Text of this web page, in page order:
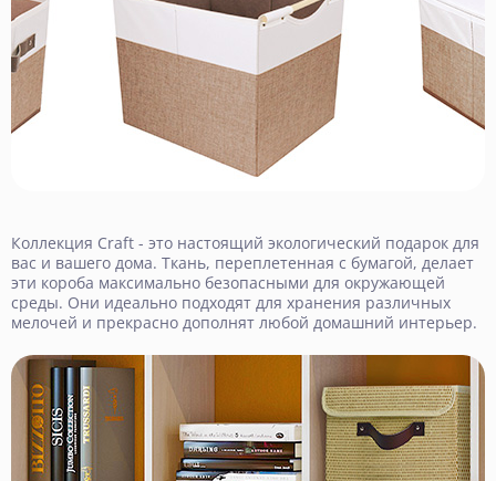
Коллекция Craft - это настоящий экологический подарок для
вас и вашего дома. Ткань, переплетенная с бумагой, делает
эти короба максимально безопасными для окружающей
среды. Они идеально подходят для хранения различных
мелочей и прекрасно дополнят любой домашний интерьер.